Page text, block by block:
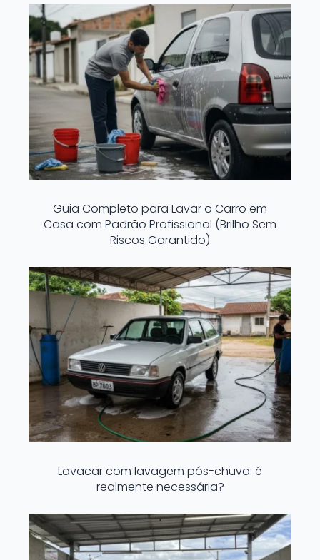
Guia Completo para Lavar o Carro em
Casa com Padrão Profissional (Brilho Sem
Riscos Garantido)
Lavacar com lavagem pós-chuva: é
realmente necessária?